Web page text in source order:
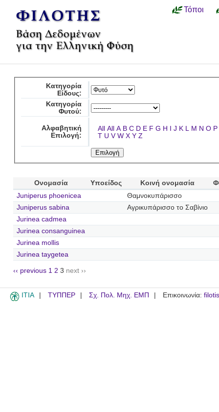
Τόποι
Κατηγορία
Είδους:
Κατηγορία
Φυτού:
Αλφαβητική
Επιλογή:
All All A B C D E F G H I J K L M N O P
T U V W X Y Z
Ονομασία Υποείδος Κοινή ονομασία
Juniperus phoenicea
Θαμνοκυπάρισσο
Juniperus sabina
Αγρικυπάρισσο το Σαβίνιο
Jurinea cadmea
Jurinea consanguinea
Jurinea mollis
Jurinea taygetea
‹‹ previous 1 2 3 next ››
ITIA ΤΥΠΠΕΡ Σχ. Πολ. Μηχ. ΕΜΠ Επικοινωνία: